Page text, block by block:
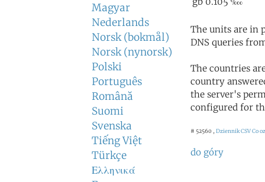
Magyar
Nederlands
Norsk (bokmål)
Norsk (nynorsk)
Polski
Português
Română
Suomi
Svenska
Tiếng Việt
Türkçe
Ελληνικά
The units are in
DNS queries
The countries
country
the server's
configured for
# 52560 , Dziennik CSVCo
do góry